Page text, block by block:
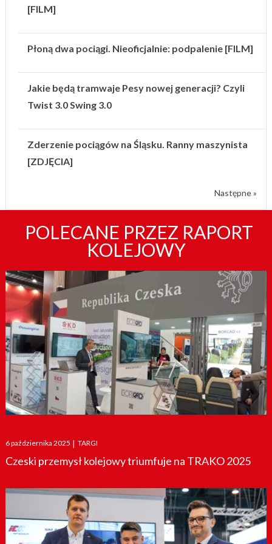
[FILM]
Płoną dwa pociągi. Nieoficjalnie: podpalenie [FILM]
Jakie będą tramwaje Pesy nowej generacji? Czyli
Twist 3.0 Swing 3.0
Zderzenie pociągów na Śląsku. Ranny maszynista
[ZDJĘCIA]
Następne »
POLECANE PRZEZ RAPORT
KOLEJOWY
Posted
on
6 października 2025 | TARGI
Czeski przemysł kolejowy triumfuje na TRAKO 2025